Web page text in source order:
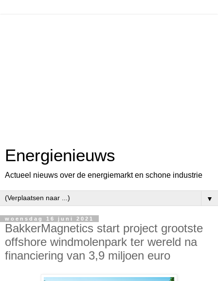
Energienieuws
Actueel nieuws over de energiemarkt en schone industrie
▼
woensdag 16 juni 2021
BakkerMagnetics start project grootste
offshore windmolenpark ter wereld na
financiering van 3,9 miljoen euro